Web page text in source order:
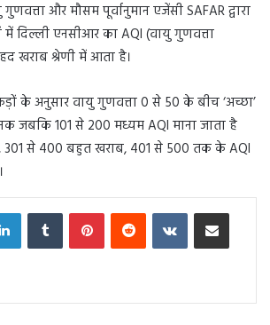
और मौसम पूर्वानुमान एजेंसी SAFAR द्वारा
दिल्ली एनसीआर का AQI (वायु गुणवत्ता
खराब श्रेणी में आता है।
के अनुसार वायु गुणवत्ता 0 से 50 के बीच ‘अच्छा’
जबकि 101 से 200 मध्यम AQI माना जाता है
से 400 बहुत खराब, 401 से 500 तक के AQI
LinkedInTumblr PinterestReddit VKontakteShare via Email